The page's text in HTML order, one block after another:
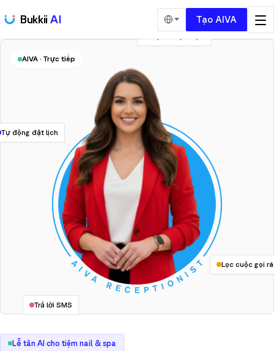
BukkiiAI Tạo AIVA
Lễ tân AI cho tiệm nail & spa
AIVA · Trực tiếp
Tự động đặt lịch
Lọc cuộc gọi
Trả lời SMS